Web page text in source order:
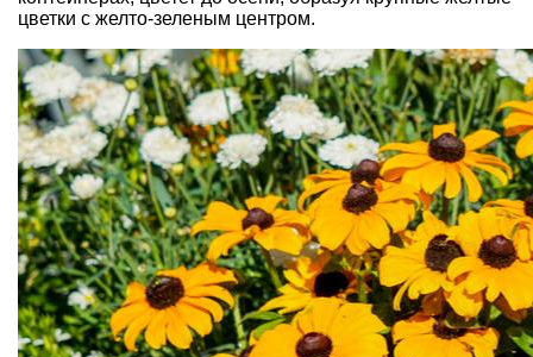
цветки с желто-зеленым центром.